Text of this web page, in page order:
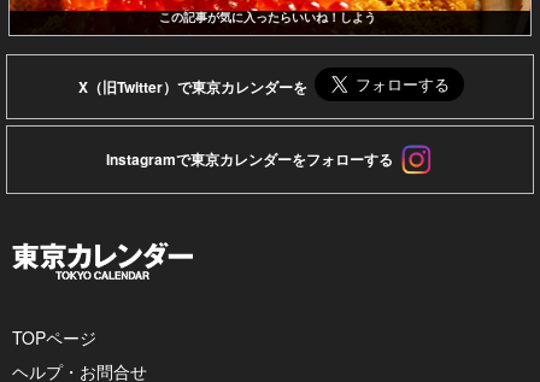
この記事が気に入ったらいいね！しよう
X（旧Twitter）で東京カレンダーを
Instagramで東京カレンダーをフォローする
TOPページ
ヘルプ・お問合せ